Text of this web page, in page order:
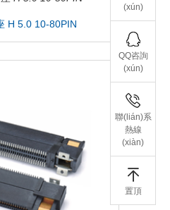
H 5.0 10-80PIN
(xún)
QQ咨詢
(xún)
聯(lián)系
熱線
(xiàn)
置頂